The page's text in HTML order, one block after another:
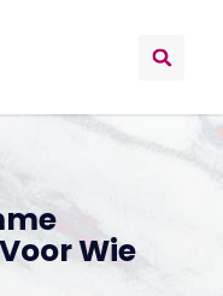
Wie